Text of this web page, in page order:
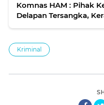
Komnas HAM : Pihak
Delapan Tersangka,
Kriminal